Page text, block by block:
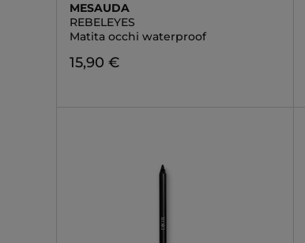
MESAUDA
REBELEYES
Matita occhi waterproof
15,90 €